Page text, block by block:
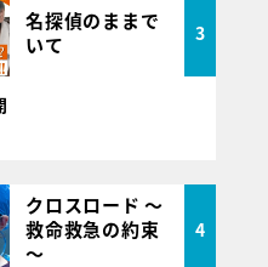
名探偵のままで
いて
3
クロスロード ～
救命救急の約束
～
4